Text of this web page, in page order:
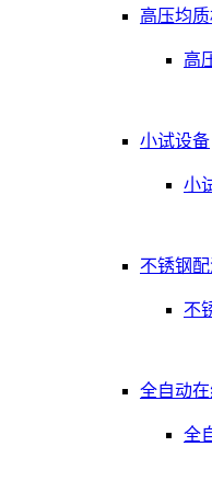
高压均
高
小试设备
小
不锈钢
不
全自动
全